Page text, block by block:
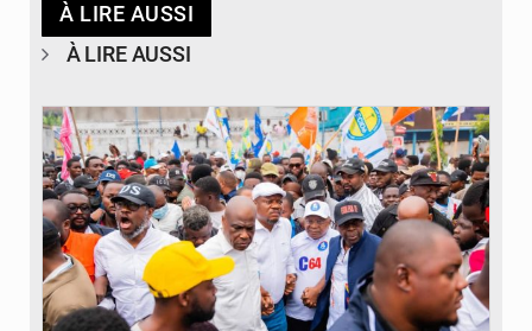
À LIRE AUSSI
À LIRE AUSSI